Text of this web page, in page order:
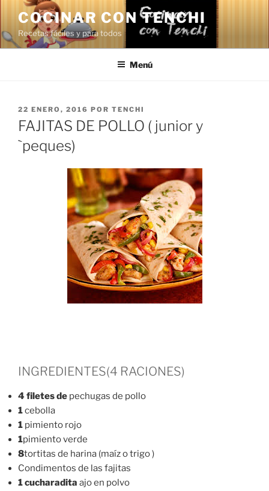
Saltar
contenido
COCINAR CON TENCHI
Recetas fáciles y para todos
Menú
PUBLICADO
EL
22 ENERO, 2016 POR TENCHI
FAJITAS DE POLLO ( junior y
`peques)
INGREDIENTES(4 RACIONES)
4 filetes de pechugas de pollo
1cebolla
1 pimiento rojo
1pimiento verde
8tortitas de harina (maíz o trigo )
Condimentos de las fajitas
1 cucharadita ajo en polvo